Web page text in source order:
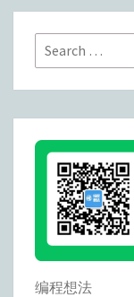
Search
for:
编程想法